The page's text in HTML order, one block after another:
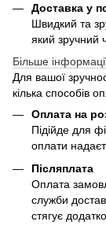
Доставка у
Швидкий та
який зручний
Більше
Для вашої
кілька способів
Оплата на
Підійде для
оплати
Післяплата
Оплата
служби
стягує